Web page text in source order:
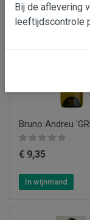
Bruno Andreu
€ 9,35
In wijnmand
Bij de aflevering
leeftijdscontrole